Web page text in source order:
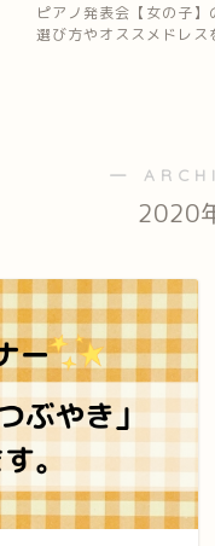
ピアノ発表会【男の子】
スメ
―
2020